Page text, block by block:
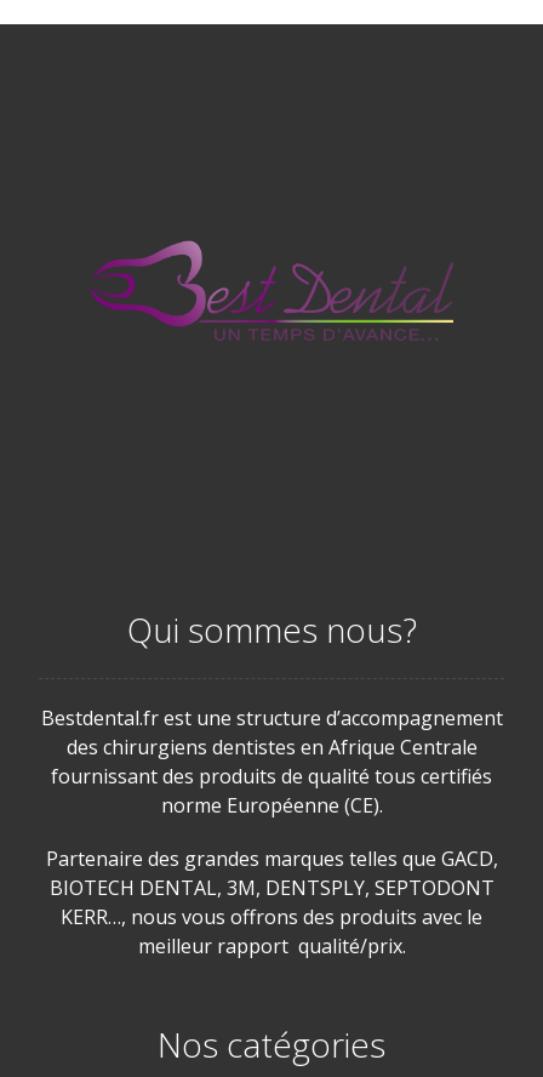
Qui sommes nous?
Bestdental.fr est une structure d’accompagnement
des chirurgiens dentistes en Afrique Centrale
fournissant des produits de qualité tous certifiés
norme Européenne (CE).
Partenaire des grandes marques telles que GACD,
BIOTECH DENTAL, 3M, DENTSPLY, SEPTODONT
KERR…, nous vous offrons des produits avec le
meilleur rapport qualité/prix.
Nos catégories